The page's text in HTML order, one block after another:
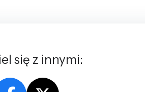
się z innymi: